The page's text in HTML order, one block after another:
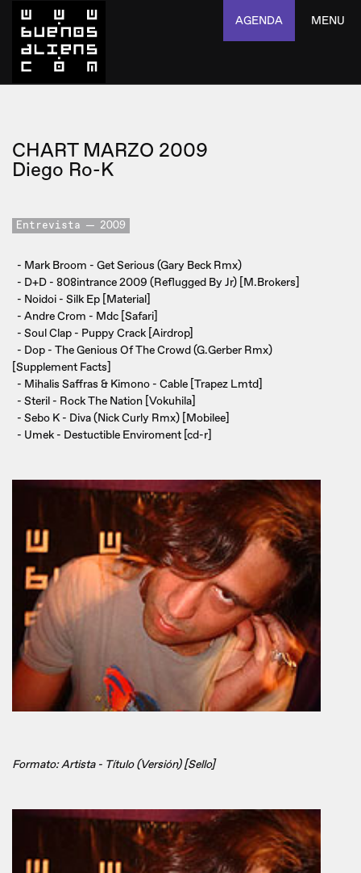
AGENDA MENU
CHART MARZO 2009
Diego Ro-K
Entrevista 2009
- Mark Broom - Get Serious (Gary Beck Rmx)
- D+D - 808intrance 2009 (Reflugged By Jr) [M.Brokers]
- Noidoi - Silk Ep [Material]
- Andre Crom - Mdc [Safari]
- Soul Clap - Puppy Crack [Airdrop]
- Dop - The Genious Of The Crowd (G.Gerber Rmx)
[Supplement Facts]
- Mihalis Saffras & Kimono - Cable [Trapez Lmtd]
- Steril - Rock The Nation [Vokuhila]
- Sebo K - Diva (Nick Curly Rmx) [Mobilee]
- Umek - Destuctible Enviroment [cd-r]
Formato: Artista - Título (Versión) [Sello]